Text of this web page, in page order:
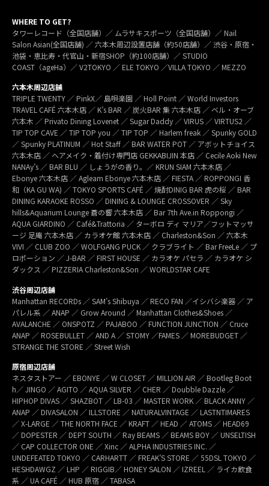
WHERE TO GET?
タワーレコード（全国店舗）／ ムラサキスポーツ（全国店舗）／ Nail
Salon Asian(全国店舗) ／ 六本木周辺設置店舗（約50店舗）／ 渋谷・原宿・
池袋・恵比寿・代官山・新宿SHOP（約100店舗）／ STUDIO
COAST（ageHa）／ V2TOKYO ／ ELE TOKYO ／VILLA TOKYO ／ MEZZO
六本木周辺店舗
TRIPLE TWENTY ／ PinkX／ 島唄楽園 ／ Holl Point ／ World Investors
TRAVEL CAFÉ 六本木店 ／ K’s BAR ／ 炭火BAR 集 六本木店 ／ ベル・オーブ
六本木 ／ Privato Dining Lovenet ／ Sugar Daddy ／ VIRUS ／ VIRTUS2 ／
TIP TOP CAVE ／ TIP TOP you ／ TIP TOP ／ Harlem freak ／ Spunky GOLD
／ Spunky PLATINUM ／ Hot Staff ／ BAR WATER POT ／ アボットチョイス
六本木店 ／ ヘアメイク・着付け専門店 GEKKABIJIN 本店 ／ Cecile Aoki New
NANAy’s ／ BAR BLU ／ しょうがの香り。／ KRUN SIAM 六本木店 ／
Ebonye 六本木店 ／ Agleam Ebonye 六本木店 ／ FIESTA ／ ROPPONGI 香
和（KA GU WA) ／ TOKYO SPORTS CAFÉ ／ 焼酎DINIG BAR 虎の桜 ／ BAR
DINING KARAOKE ROSSO ／ DINING & LOUNGE CROSSOVER ／ Sky
hills&Aquarium Lounge 蒼の響 六本木店 ／ Bar 7th Ave.in Roppongi ／
AQUA GIARDINO ／ Café&Trattoria ／ ターボロ ディ マリア／フットマッサ
ージ 足庵 六本木店 ／ カラオケ館 六本木店 ／ Charleston&Son ／ 六本木
VIVI ／ CLUB ZOO ／ WOLFGANG PUCK ／ クラブライト ／ Bar FreeLe ／ プ
ロポーション ／ J-BAR ／ FIRST HOUSE ／ カラオケ パセラ ／ カラオケ シ
ダックス ／ PIZZERIA Charleston&Son ／ WORLDSTAR CAFE
渋谷周辺店舗
Manhattan RECORDs ／ SAM’s Shibuya ／ RECO FAN ／イシバシ楽器 ／ ア
パレル系 ／ ANAP ／ Grow Around ／ Manhattan Clothes&Shoes ／
AVALANCHE ／ ONSPOTZ ／ PAJABOO ／ FUNCTION JUNCTION ／ Cruce
ANAP ／ ROSEBULLET ／ AND A ／ STOMY ／FAMES ／ MOREBUDGET ／
STRANGE THE STORE ／ Street Wish
原宿周辺店舗
ネスタストアー ／ EBONYE ／ W CLOSET ／ MILLION AIR ／ Bootleg Boot
h／ JINGO ／ AGITO ／ AQUA SILVER ／ CHER ／ Doubble Dazzle ／
HIPHOP DIVAS ／ SHAZBOT ／ LB-03 ／ MASTER WORK ／ BLACK ANNY ／
ANAP ／ DIVASALON ／ ILLSTORE ／ NATURALVINTAGE ／ LASTNTIMARES
／ X-LARGE ／ THE NORTH FACE ／ KRAFT ／ HEAD ／ ATOMS ／ HEAD69
／ DOPESTER ／ DEPT SOUTH ／ Ray BEAMS ／ BEAMS BOY ／ UNSELTISH
／ CAP COLLECTOR ONE ／ Xinc ／ ALPHA INDUSTRIES INC. ／
UNDEFEATED TOKYO ／ CARHARTT ／ FREAK’S STORE ／ 55DSL TOKYO ／
HESHDAWGZ ／ LHP ／ RIGGIB／ HONEY SALON ／ IZREEL ／ ライカ飲食
系 ／ UA CAFÉ ／ HUB 原宿 ／ TABASA